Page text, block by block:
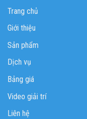
Trang chủ
Giới thiệu
Sản phẩm
Dịch vụ
Bảng giá
Video giải trí
Liên hệ